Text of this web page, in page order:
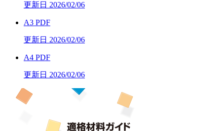
更新日 2026/02/06
A3 PDF
更新日 2026/02/06
A4 PDF
更新日 2026/02/06